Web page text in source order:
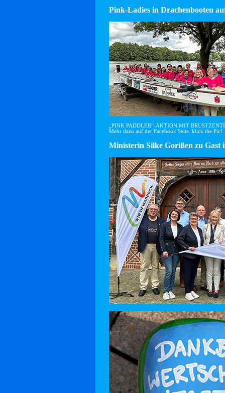
Pink-Ladies in Drachenbooten
„PINK PADDLER“-AKTION MIT
Mehr dazu auf der Facebook Seite. klick the Pic!
Ministerin Silke Gorißen zu Gast